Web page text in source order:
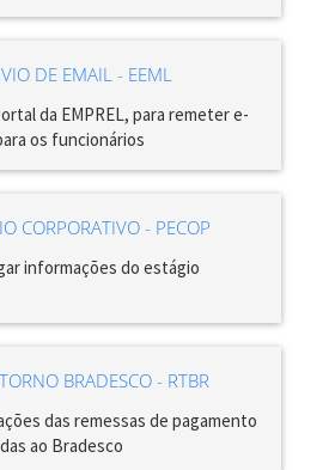
DE EMAIL - EEML
da EMPREL, para remeter e-
os funcionários
CORPORATIVO - PECOP
informações do estágio
BRADESCO - RTBR
das remessas de pagamento
ao Bradesco